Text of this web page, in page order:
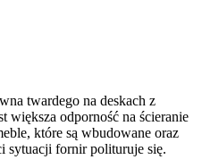
twardego na deskach z
większa odporność na ścieranie
które są wbudowane oraz
sytuacji fornir polituruje się.